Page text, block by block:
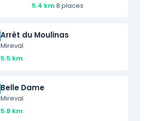
5.4 km·8 places
Arrêt du Moulinas
Mireval
5.5 km
Belle Dame
Mireval
5.8 km